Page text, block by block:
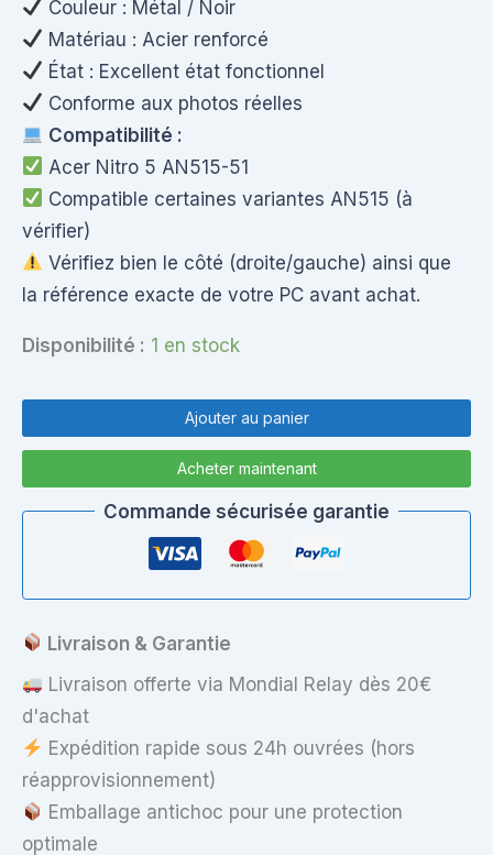
Couleur : Métal / Noir
Matériau : Acier renforcé
État : Excellent état fonctionnel
Conforme aux photos réelles
Compatibilité :
Acer Nitro 5 AN515-51
Compatible certaines variantes AN515 (à
vérifier)
Vérifiez bien le côté (droite/gauche) ainsi que
la référence exacte de votre PC avant achat.
Disponibilité : 1 en stock
Charnière
droite
droit)
Ajouter au panier
Acheter maintenant
Commande sécurisée garantie
Livraison & Garantie
Livraison offerte via Mondial Relay dès 20€
d'achat
Expédition rapide sous 24h ouvrées (hors
réapprovisionnement)
Emballage antichoc pour une protection
optimale